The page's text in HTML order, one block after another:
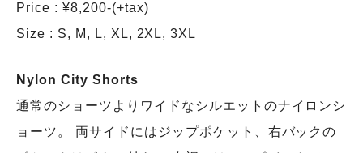
Price : ¥8,200-(+tax)
Size : S, M, L, XL, 2XL, 3XL
Nylon City Shorts
通常のショーツよりワイドなシルエットのナイロンシ
ョーツ。 両サイドにはジップポケット、右バックの